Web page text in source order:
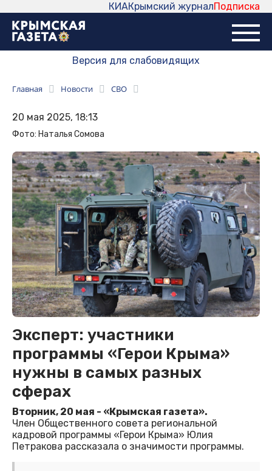
Подписка
Крымский журнал
КИА
Версия для слабовидящих
Главная Новости СВО
20 мая 2025, 18:13
Фото: Наталья Сомова
Эксперт: участники
программы «Герои Крыма»
нужны в самых разных
сферах
Вторник, 20 мая - «Крымская газета».
Член Общественного совета региональной
кадровой программы «Герои Крыма» Юлия
Петракова рассказала о значимости программы.